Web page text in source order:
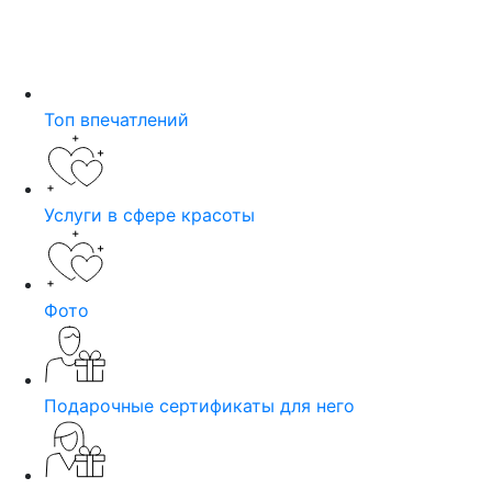
Топ впечатлений
Услуги в сфере красоты
Фото
Подарочные сертификаты для него